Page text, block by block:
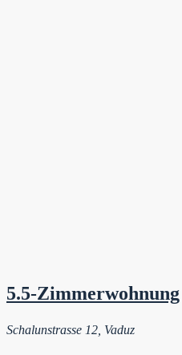
5.5-Zimmerwohnung
Schalunstrasse 12, Vaduz